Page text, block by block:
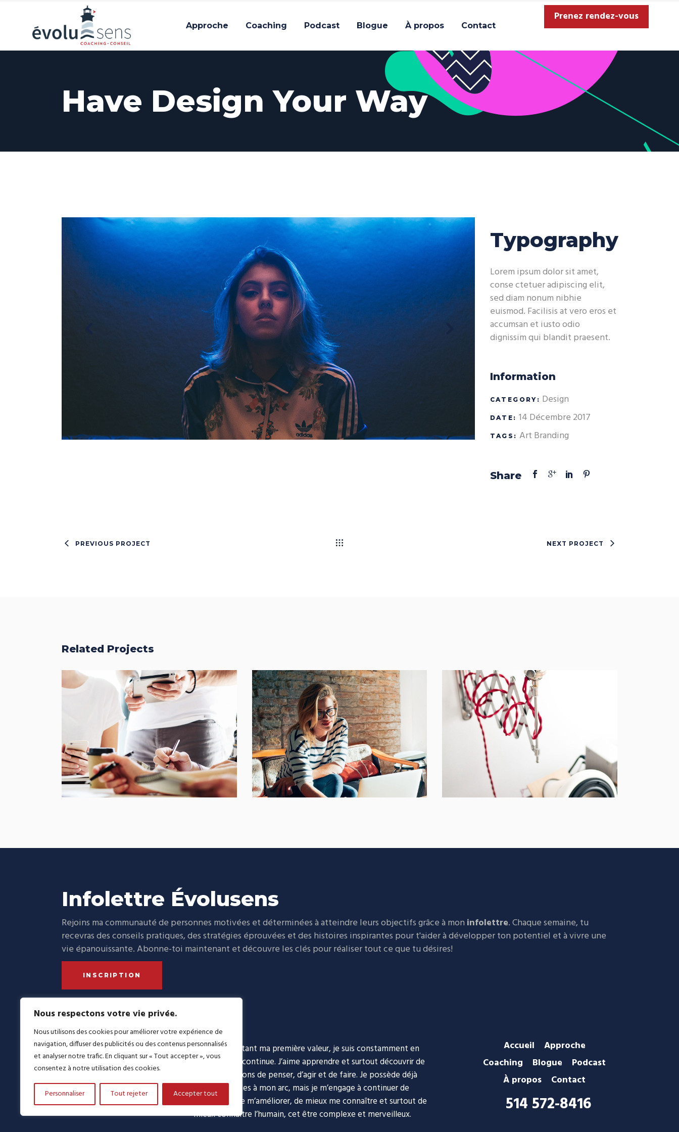
Nous respectons votre vie privée.
Nous utilisons des cookies pour améliorer votre expérience de
navigation, diffuser des publicités ou des contenus personnalisés
et analyser notre trafic. En cliquant sur « Tout accepter », vous
consentez à notre utilisation des cookies.
Personnaliser Tout rejeter Accepter tout
Approche Coaching Podcast Blogue À propos Contact
Prenez rendez-vous
Have Design Your Way
Typography
Lorem ipsum dolor sit amet,
conse ctetuer adipiscing elit,
sed diam nonum nibhie
euismod. Facilisis at vero eros et
accumsan et iusto odio
dignissim qui blandit praesent.
Information
CATEGORY: Design
DATE: 14 Décembre 2017
TAGS: Art Branding
Share
PREVIOUS PROJECT NEXT PROJECT
Related Projects
Fresh Start
BRANDING FEATURES
Places
BRANDING FEATURES
Acoustic
BRANDING CREATIVE
Infolettre Évolusens
Rejoins ma communauté de personnes motivées et déterminées à atteindre leurs objectifs grâce à mon infolettre. Chaque semaine, tu
recevras des conseils pratiques, des stratégies éprouvées et des histoires inspirantes pour t'aider à développer ton potentiel et à vivre une
vie épanouissante. Abonne-toi maintenant et découvre les clés pour réaliser tout ce que tu désires!
INSCRIPTION
LinkedIn
Facebook
https://www.instagram.com/evolusens.coaching.conseil/
YouTube
TikTok
L’évolution étant ma première valeur, je suis constamment en
amélioration continue. J’aime apprendre et surtout découvrir de
nouvelles façons de penser, d’agir et de faire. Je possède déjà
plusieurs cordes à mon arc, mais je m’engage à continuer de
progresser, de m’améliorer, de mieux me connaître et surtout de
mieux connaître l’humain, cet être complexe et merveilleux.
Accueil
Approche
Coaching
Blogue
Podcast
À propos
Contact
514 572-8416